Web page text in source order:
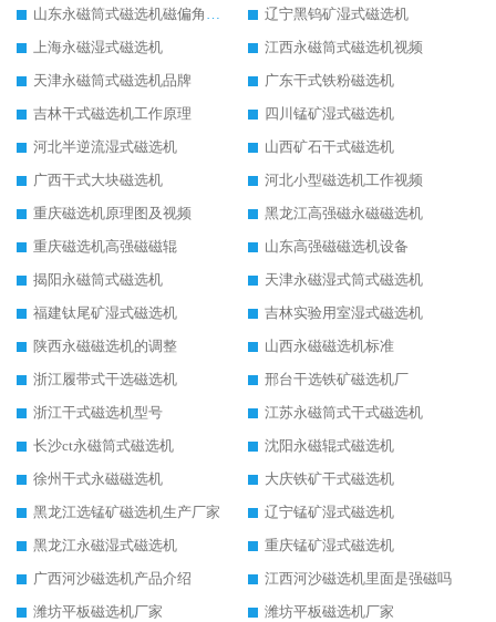
山东永磁筒式磁选机磁偏角怎么调整
辽宁黑钨矿湿式磁选机
上海永磁湿式磁选机
江西永磁筒式磁选机视频
天津永磁筒式磁选机品牌
广东干式铁粉磁选机
吉林干式磁选机工作原理
四川锰矿湿式磁选机
河北半逆流湿式磁选机
山西矿石干式磁选机
广西干式大块磁选机
河北小型磁选机工作视频
重庆磁选机原理图及视频
黑龙江高强磁永磁磁选机
重庆磁选机高强磁磁辊
山东高强磁磁选机设备
揭阳永磁筒式磁选机
天津永磁湿式筒式磁选机
福建钛尾矿湿式磁选机
吉林实验用室湿式磁选机
陕西永磁磁选机的调整
山西永磁磁选机标准
浙江履带式干选磁选机
邢台干选铁矿磁选机厂
浙江干式磁选机型号
江苏永磁筒式干式磁选机
长沙ct永磁筒式磁选机
沈阳永磁辊式磁选机
徐州干式永磁磁选机
大庆铁矿干式磁选机
黑龙江选锰矿磁选机生产厂家
辽宁锰矿湿式磁选机
黑龙江永磁湿式磁选机
重庆锰矿湿式磁选机
广西河沙磁选机产品介绍
江西河沙磁选机里面是强磁吗
潍坊平板磁选机厂家
潍坊平板磁选机厂家